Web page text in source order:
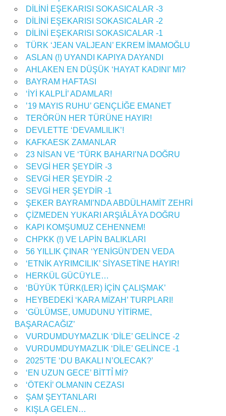
DİLİNİ EŞEKARISI SOKASICALAR -3
DİLİNİ EŞEKARISI SOKASICALAR -2
DİLİNİ EŞEKARISI SOKASICALAR -1
TÜRK ‘JEAN VALJEAN’ EKREM İMAMOĞLU
ASLAN (!) UYANDI KAPIYA DAYANDI
AHLAKEN EN DÜŞÜK ‘HAYAT KADINI’ MI?
BAYRAM HAFTASI
‘İYİ KALPLİ’ ADAMLAR!
’19 MAYIS RUHU’ GENÇLİĞE EMANET
TERÖRÜN HER TÜRÜNE HAYIR!
DEVLETTE ‘DEVAMLILIK’!
KAFKAESK ZAMANLAR
23 NİSAN VE ‘TÜRK BAHARI’NA DOĞRU
SEVGİ HER ŞEYDİR -3
SEVGİ HER ŞEYDİR -2
SEVGİ HER ŞEYDİR -1
ŞEKER BAYRAMI’NDA ABDÜLHAMİT ZEHRİ
ÇİZMEDEN YUKARI ARŞIÂLÂYA DOĞRU
KAPI KOMŞUMUZ CEHENNEM!
CHPKK (!) VE LAPİN BALIKLARI
56 YILLIK ÇINAR ‘YENİGÜN’DEN VEDA
‘ETNİK AYRIMCILIK’ SİYASETİNE HAYIR!
HERKÜL GÜCÜYLE…
‘BÜYÜK TÜRK(LER) İÇİN ÇALIŞMAK’
HEYBEDEKİ ‘KARA MİZAH’ TURPLARI!
‘GÜLÜMSE, UMUDUNU YİTİRME,
BAŞARACAĞIZ’
VURDUMDUYMAZLIK ‘DİLE’ GELİNCE -2
VURDUMDUYMAZLIK ‘DİLE’ GELİNCE -1
2025’TE ‘DU BAKALI N’OLECAK?’
‘EN UZUN GECE’ BİTTỈ Mİ?
‘ÖTEKİ’ OLMANIN CEZASI
ŞAM ŞEYTANLARI
KIŞLA GELEN…